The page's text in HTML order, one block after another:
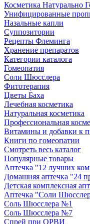
Косметика Натурально
Унифицированные
Назальные капли
Суппозитории
Рецепты Флеминга
Хранение препаратов
Категории каталога
Гомеопатия
Соли Шюсслера
Фитотерапия
Цветы Баха
Лечебная косметика
Натуральная косметика
Профессиональная
Витамины и добавки к
Книги по гомеопатии
Смотреть весь каталог
Популярные товары
Аптечка "12 лучших
Домашняя аптечка "24
Детская комплексная
Аптечка "Соли
Соль Шюсслера №1
Соль Шюсслера №7
Спрей при ОРВИ